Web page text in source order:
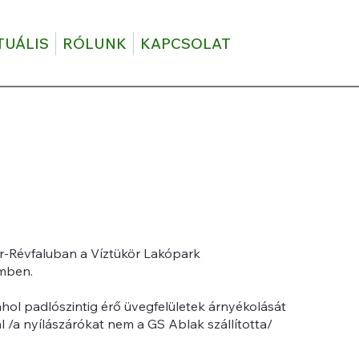
RÓLUNK KAPCSOLAT
Révfaluban a Víztükör Lakópark
padlószintig érő üvegfelületek árnyékolását
/a nyílászárókat nem a GS Ablak szállította/